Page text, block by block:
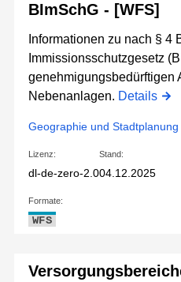
BImSchG - [WFS]
Informationen zu nach § 4
Immissionsschutzgesetz
genehmigungsbedürftigen
Nebenanlagen. Details
Geographie und Stadtplanung
Lizenz:
dl-de-zero-2.0
Stand:
04.12.2025
Formate:
WFS